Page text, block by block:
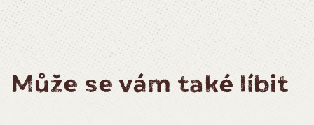
Může se vám také líbit